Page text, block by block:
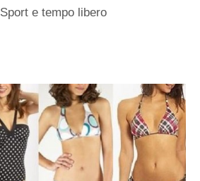
Sport e tempo libero